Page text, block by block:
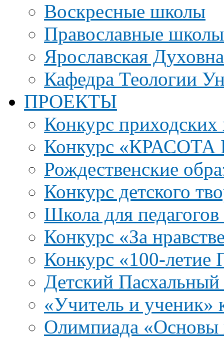
Воскресные школы
Православные
Ярославская
Кафедра Теологии
ПРОЕКТЫ
Конкурс приходских
Конкурс
Рождественские
Конкурс детского
Школа для
Конкурс «За
Конкурс «100-летие
Детский Пасхальный
«Учитель и ученик»
Олимпиада «Основы